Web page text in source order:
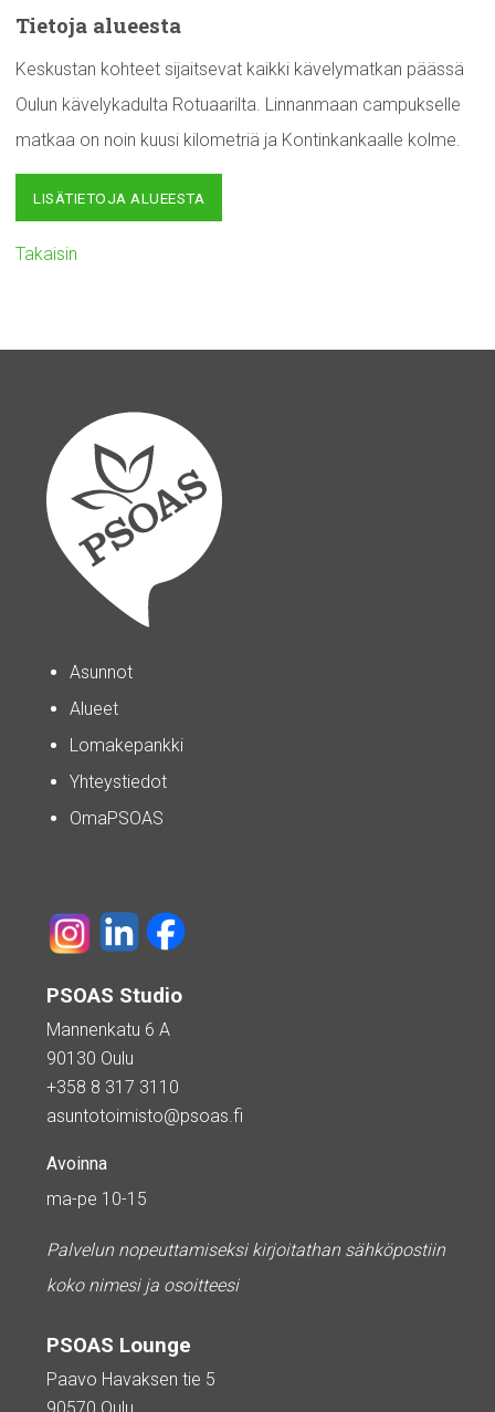
Tietoja alueesta
Keskustan kohteet sijaitsevat kaikki kävelymatkan päässä
Oulun kävelykadulta Rotuaarilta. Linnanmaan campukselle
matkaa on noin kuusi kilometriä ja Kontinkankaalle kolme.
LISÄTIETOJA ALUEESTA
Takaisin
Asunnot
Alueet
Lomakepankki
Yhteystiedot
OmaPSOAS
PSOAS Studio
Mannenkatu 6 A
90130 Oulu
+358 8 317 3110
asuntotoimisto@psoas.fi
Avoinna
ma-pe 10-15
Palvelun nopeuttamiseksi kirjoitathan sähköpostiin
koko nimesi ja osoitteesi
PSOAS Lounge
Paavo Havaksen tie 5